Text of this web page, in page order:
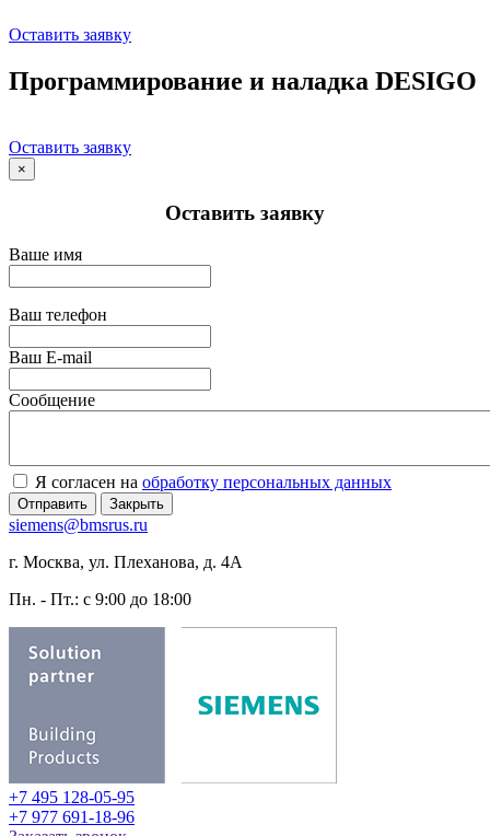
Оставить заявку
Программирование и наладка DESIGO
Оставить заявку
×
Оставить заявку
Ваше имя
Ваш телефон
Ваш E-mail
Сообщение
Я согласен на обработку персональных данных
Отправить Закрыть
siemens@bmsrus.ru
г. Москва, ул. Плеханова, д. 4А
Пн. - Пт.: c 9:00 до 18:00
+7 495 128-05-95
+7 977 691-18-96